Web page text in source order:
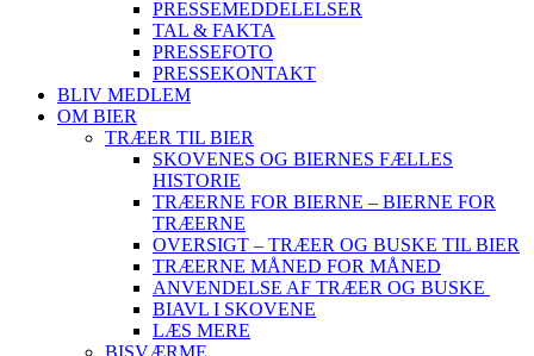
PRESSEMEDDELELSER
TAL & FAKTA
PRESSEFOTO
PRESSEKONTAKT
BLIV MEDLEM
OM BIER
TRÆER TIL BIER
SKOVENES OG BIERNES FÆLLES
HISTORIE
TRÆERNE FOR BIERNE – BIERNE FOR
TRÆERNE
OVERSIGT – TRÆER OG BUSKE TIL BIER
TRÆERNE MÅNED FOR MÅNED
ANVENDELSE AF TRÆER OG BUSKE
BIAVL I SKOVENE
LÆS MERE
BISVÆRME